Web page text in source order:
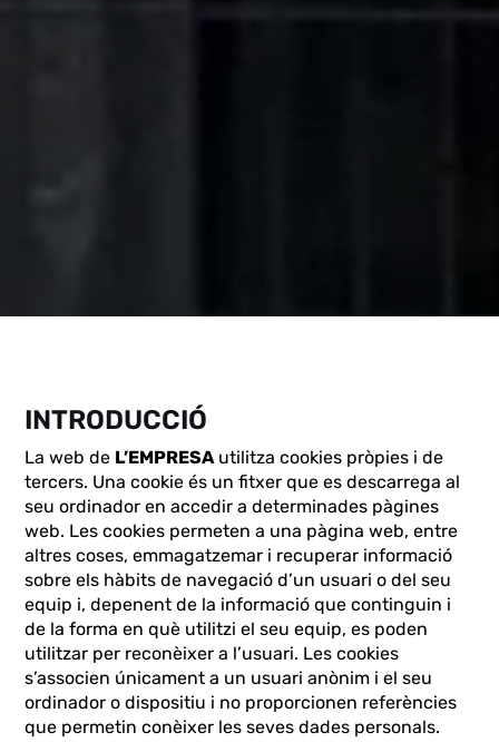
INTRODUCCIÓ
La web de L’EMPRESA utilitza cookies pròpies i de
tercers. Una cookie és un fitxer que es descarrega al
seu ordinador en accedir a determinades pàgines
web. Les cookies permeten a una pàgina web, entre
altres coses, emmagatzemar i recuperar informació
sobre els hàbits de navegació d’un usuari o del seu
equip i, depenent de la informació que continguin i
de la forma en què utilitzi el seu equip, es poden
utilitzar per reconèixer a l’usuari. Les cookies
s’associen únicament a un usuari anònim i el seu
ordinador o dispositiu i no proporcionen referències
que permetin conèixer les seves dades personals.